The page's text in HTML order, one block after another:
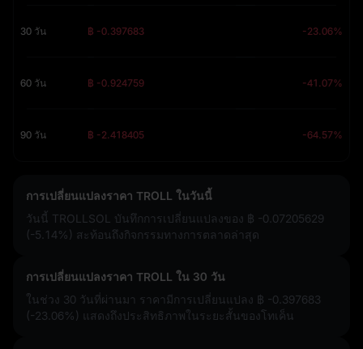
30 วัน ฿ -0.397683 -23.06%
60 วัน ฿ -0.924759 -41.07%
90 วัน ฿ -2.418405 -64.57%
การเปลี่ยนแปลงราคา TROLL ในวันนี้
วันนี้ TROLLSOL บันทึกการเปลี่ยนแปลงของ ฿ -0.07205629
(-5.14%) สะท้อนถึงกิจกรรมทางการตลาดล่าสุด
การเปลี่ยนแปลงราคา TROLL ใน 30 วัน
ในช่วง 30 วันที่ผ่านมา ราคามีการเปลี่ยนแปลง ฿ -0.397683
(-23.06%)
แสดงถึงประสิทธิภาพในระยะสั้นของโทเค็น